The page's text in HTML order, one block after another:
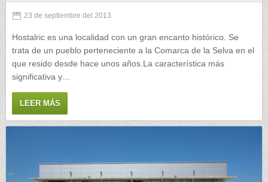
23 de septiembre del 2013
Hostalric es una localidad con un gran encanto histórico. Se
trata de un pueblo perteneciente a la Comarca de la Selva en el
que resido desde hace unos años.La característica más
significativa y…
LEER MÁS